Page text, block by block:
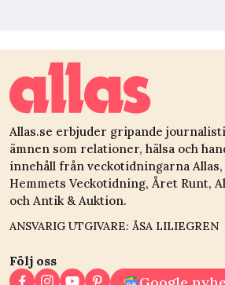
Allas.se erbjuder gripande
ämnen som relationer, hälsa och
innehåll från veckotidningarna Allas,
Hemmets Veckotidning, Året Runt,
och Antik & Auktion.
ANSVARIG UTGIVARE: ÅSA LILIEGREN
Följ oss